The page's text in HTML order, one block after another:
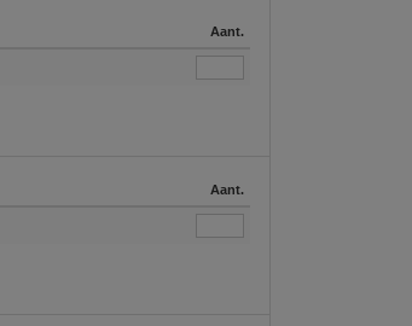
Aant.
Aant.